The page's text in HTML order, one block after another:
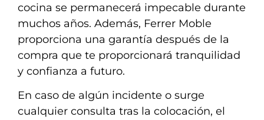
cocina se permanecerá impecable durante
muchos años. Además, Ferrer Moble
proporciona una garantía después de la
compra que te proporcionará tranquilidad
y confianza a futuro.
En caso de algún incidente o surge
cualquier consulta tras la colocación, el